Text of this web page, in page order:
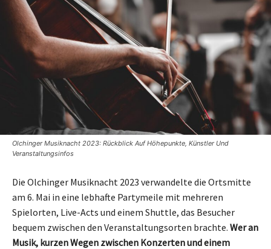
Olchinger Musiknacht 2023: Rückblick Auf Höhepunkte, Künstler Und
Veranstaltungsinfos
Die Olchinger Musiknacht 2023 verwandelte die Ortsmitte
am 6. Mai in eine lebhafte Partymeile mit mehreren
Spielorten, Live-Acts und einem Shuttle, das Besucher
bequem zwischen den Veranstaltungsorten brachte. Wer an
Musik, kurzen Wegen zwischen Konzerten und einem